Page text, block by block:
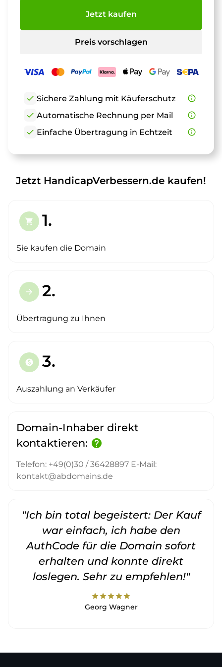
Jetzt kaufen
Preis vorschlagen
check Sichere Zahlung mit Käuferschutz
info_outline
check Automatische Rechnung per Mail
info_outline
check Einfache Übertragung in Echtzeit info_outline
Jetzt HandicapVerbessern.de kaufen!
shopping_cart 1.
Sie kaufen die Domain
arrow_forward 2.
Übertragung zu Ihnen
paid 3.
Auszahlung an Verkäufer
Domain-Inhaber direkt
kontaktieren: help
Telefon: +49(0)30 / 36428897 E-Mail:
kontakt@abdomains.de
"Ich bin total begeistert: Der Kauf
war einfach, ich habe den
AuthCode für die Domain sofort
erhalten und konnte direkt
loslegen. Sehr zu empfehlen!"
starstarstarstarstar
Georg Wagner